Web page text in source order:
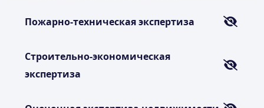
Пожарно-техническая экспертиза
Строительно-экономическая
экспертиза